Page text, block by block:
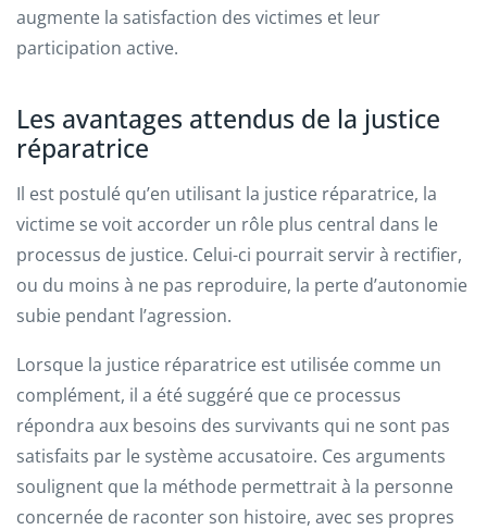
augmente la satisfaction des victimes et leur
participation active.
Les avantages attendus de la justice
réparatrice
Il est postulé qu’en utilisant la justice réparatrice, la
victime se voit accorder un rôle plus central dans le
processus de justice. Celui-ci pourrait servir à rectifier,
ou du moins à ne pas reproduire, la perte d’autonomie
subie pendant l’agression.
Lorsque la justice réparatrice est utilisée comme un
complément, il a été suggéré que ce processus
répondra aux besoins des survivants qui ne sont pas
satisfaits par le système accusatoire. Ces arguments
soulignent que la méthode permettrait à la personne
concernée de raconter son histoire, avec ses propres